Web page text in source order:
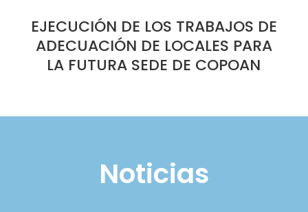
EJECUCIÓN DE LOS TRABAJOS DE
ADECUACIÓN DE LOCALES PARA
LA FUTURA SEDE DE COPOAN
Noticias